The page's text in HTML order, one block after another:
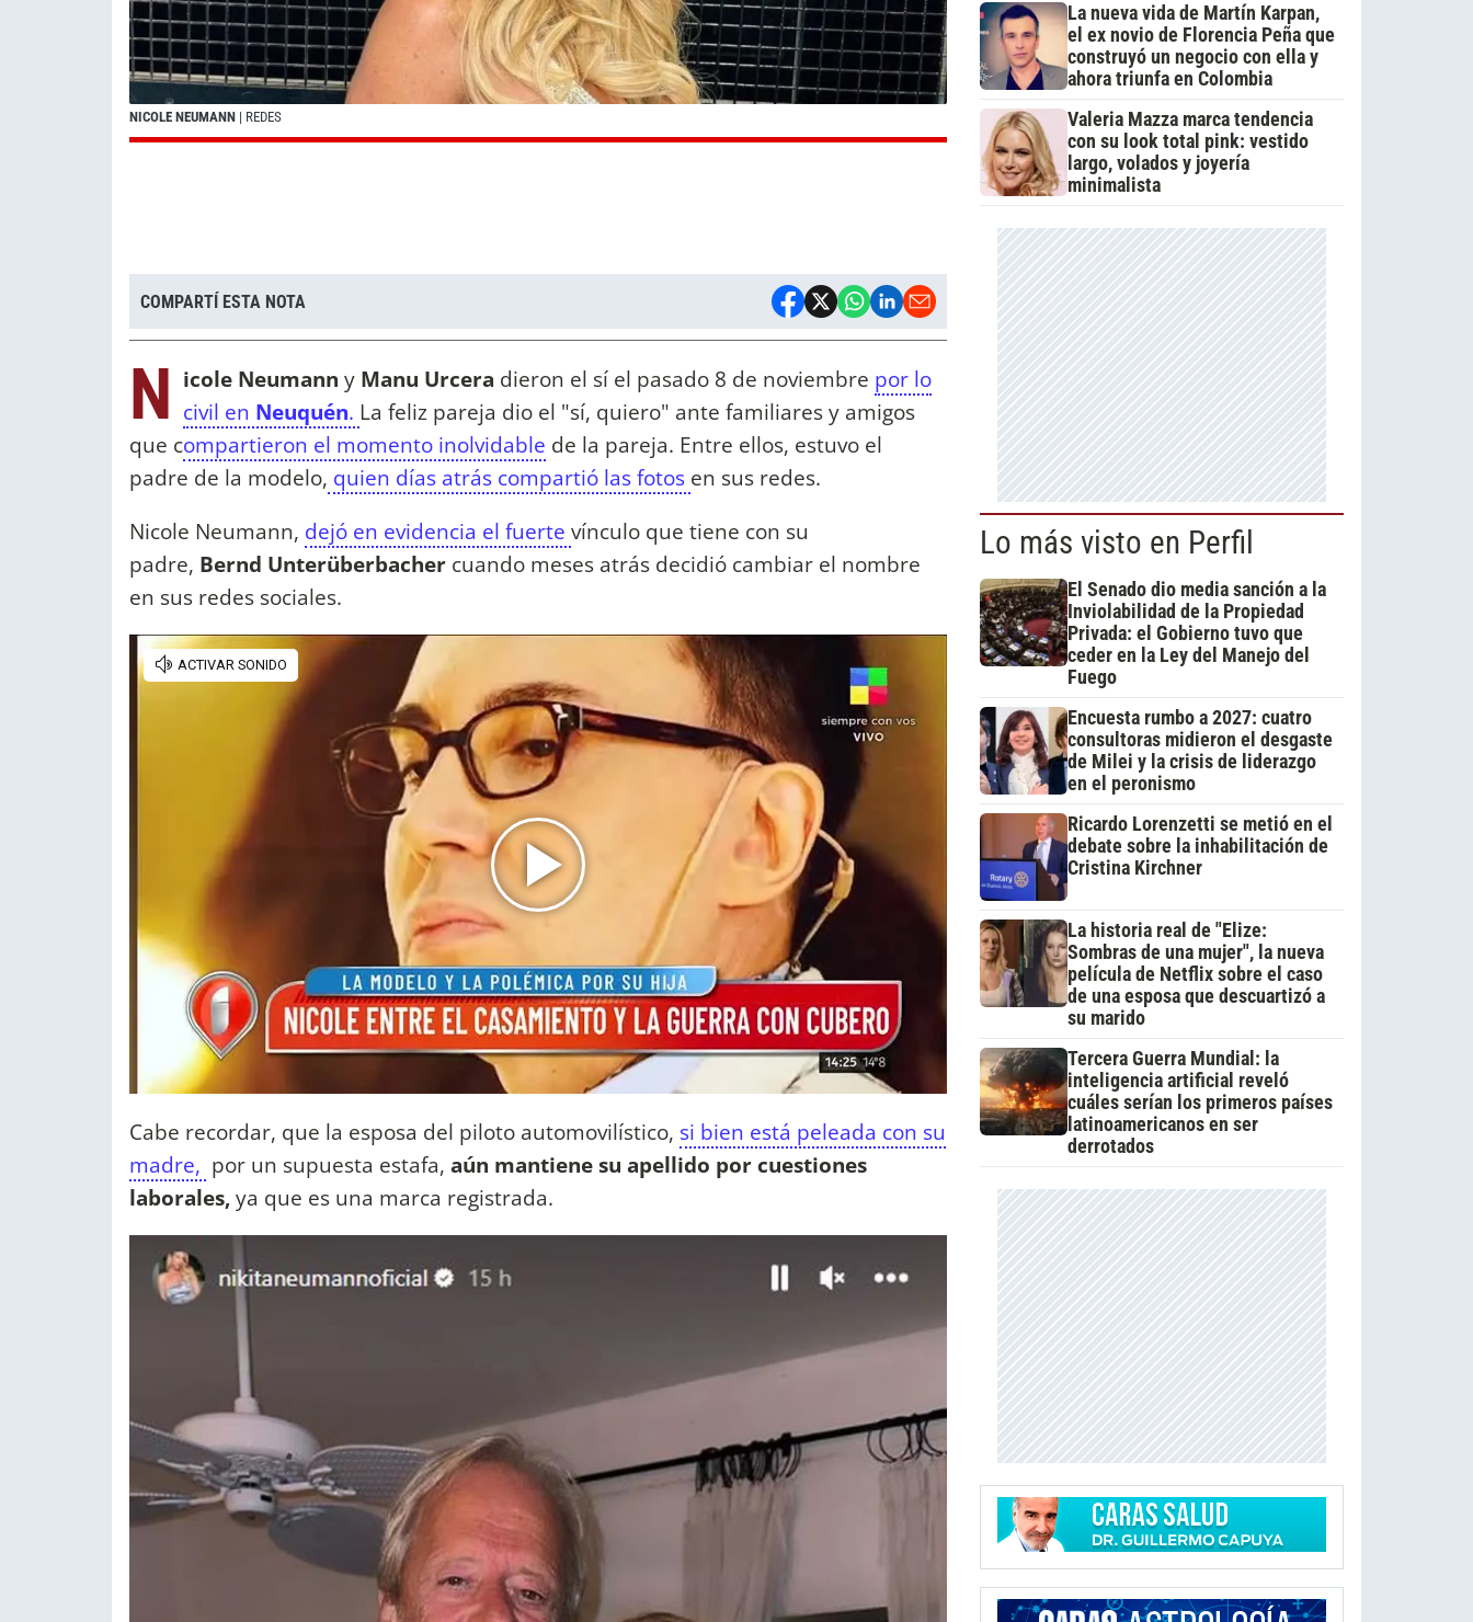
NICOLE NEUMANN | REDES
COMPARTÍ ESTA NOTA
N icole Neumann y Manu Urcera dieron el sí el pasado 8 de noviembre por lo
civil en Neuquén. La feliz pareja dio el "sí, quiero" ante familiares y amigos
que compartieron el momento inolvidable de la pareja. Entre ellos, estuvo el
padre de la modelo, quien días atrás compartió las fotos en sus redes.
Nicole Neumann, dejó en evidencia el fuerte vínculo que tiene con su
padre, Bernd Unterüberbacher cuando meses atrás decidió cambiar el nombre
en sus redes sociales.
Cabe recordar, que la esposa del piloto automovilístico, si bien está peleada con su
madre, por un supuesta estafa, aún mantiene su apellido por cuestiones
laborales,ya que es una marca registrada.
La nueva vida de Martín Karpan,
el ex novio de Florencia Peña que
construyó un negocio con ella y
ahora triunfa en Colombia
Valeria Mazza marca tendencia
con su look total pink: vestido
largo, volados y joyería
minimalista
Lo más visto en Perfil
El Senado dio media sanción a la
Inviolabilidad de la Propiedad
Privada: el Gobierno tuvo que
ceder en la Ley del Manejo del
Fuego
Encuesta rumbo a 2027: cuatro
consultoras midieron el desgaste
de Milei y la crisis de liderazgo
en el peronismo
Ricardo Lorenzetti se metió en el
debate sobre la inhabilitación de
Cristina Kirchner
La historia real de "Elize:
Sombras de una mujer", la nueva
película de Netflix sobre el caso
de una esposa que descuartizó a
su marido
Tercera Guerra Mundial: la
inteligencia artificial reveló
cuáles serían los primeros países
latinoamericanos en ser
derrotados